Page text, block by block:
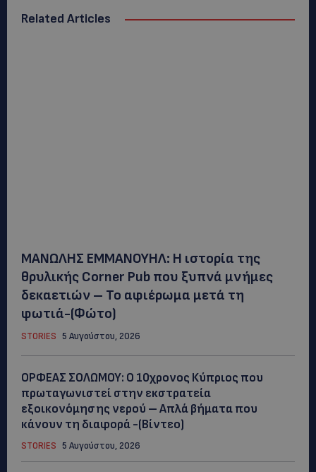
Related Articles
ΜΑΝΩΛΗΣ ΕΜΜΑΝΟΥΗΛ: Η ιστορία της
θρυλικής Corner Pub που ξυπνά μνήμες
δεκαετιών – Το αφιέρωμα μετά τη
φωτιά-(Φώτο)
STORIES 5 Αυγούστου, 2026
ΟΡΦΕΑΣ ΣΟΛΩΜΟΥ: Ο 10χρονος Κύπριος που
πρωταγωνιστεί στην εκστρατεία
εξοικονόμησης νερού – Απλά βήματα που
κάνουν τη διαφορά -(Βίντεο)
STORIES 5 Αυγούστου, 2026